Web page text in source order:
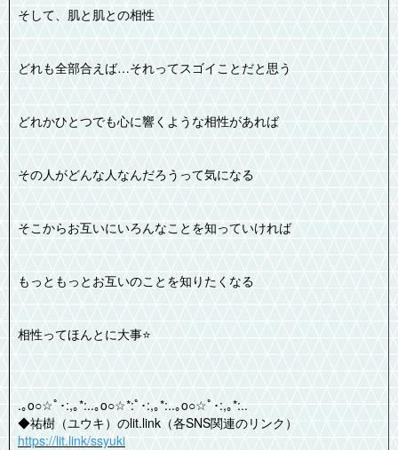
そして、肌と肌との相性
どれも全部合えば…それってスゴイことだと思う
どれかひとつでも心に響くような相性があれば
その人がどんな人なんだろうって気になる
そこからお互いにいろんなことを知っていければ
もっともっとお互いのことを知りたくなる
相性ってほんとに大事⭐️
.｡o○☆ﾟ･:,｡*:..｡o○☆*:ﾟ･:,｡*:..｡o○☆ﾟ･:,｡*:..
◆祐樹（ユウキ）のlit.link（各SNS関連のリンク）
https://lit.link/ssyuki